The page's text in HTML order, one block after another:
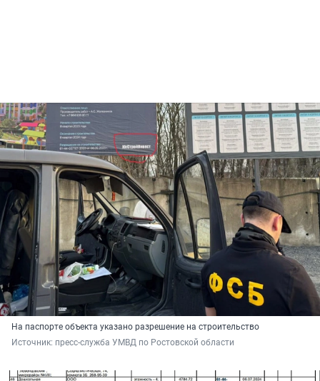
На паспорте объекта указано разрешение на строительство
Источник: пресс-служба УМВД по Ростовской области